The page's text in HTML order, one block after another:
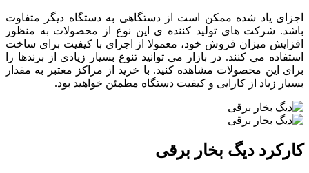
اجزای یاد شده ممکن است از دستگاهی به دستگاه دیگر متفاوت
باشد. شرکت های تولید کننده ی این نوع از محصولات به منظور
افزایش میزان فروش خود، معمولا از اجرای با کیفیت برای ساخت
استفاده می کنند. در بازار می توانید تنوع بسیار زیادی از برندها را
برای این محصولات مشاهده کنید. با خرید از مراکز معتبر به مقدار
بسیار زیاد از کارایی و کیفیت دستگاه مطمئن خواهید بود.
کارکرد دیگ بخار برقی